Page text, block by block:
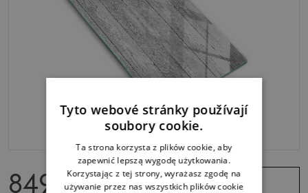
849.00 Kč
Zobrazit
Tyto webové stránky používají
soubory cookie.
Ta strona korzysta z plików cookie, aby
zapewnić lepszą wygodę użytkowania.
Korzystając z tej strony, wyrażasz zgodę na
używanie przez nas wszystkich plików cookie